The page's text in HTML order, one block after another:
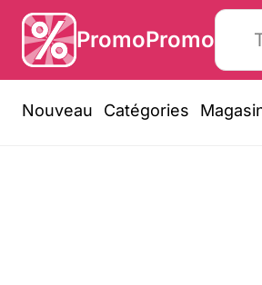
PromoPromo
Nouveau Catégories